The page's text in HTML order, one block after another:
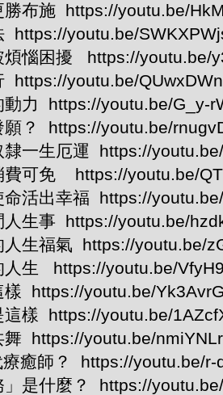
勝布施 https://youtu.be/
https://youtu.be/
煩惱困擾 https://youtu.be/
https://youtu.be/
動力 https://youtu.be/G_y-
願？ https://youtu.be/
隸一生厄運 https://
費可免 https://youtu.be/
命活出幸福 https://
人生事 https://youtu.be/
人生福氣 https://youtu.be/
人生 https://youtu.be/
樣 https://youtu.be/
這樣 https://youtu.be/
舞 https://youtu.be/
療癒師？ https://youtu.be/r-
」是什麼？ https://